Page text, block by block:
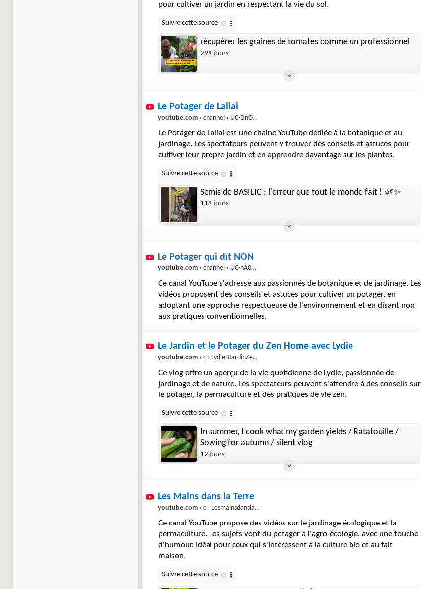
pour cultiver un jardin en respectant la vie du sol.
récupérer les graines de tomates comme un professionnel
299 jours
Le Potager de Lailai
youtube.com › channel › UC-DnOQoBmnYkBFbIjx0IJ5g
Le Potager de Lailai est une chaîne YouTube dédiée à la botanique et au
jardinage. Les spectateurs peuvent y trouver des conseils et astuces pour
cultiver leur propre jardin et en apprendre davantage sur les plantes.
Semis de BASILIC : l'erreur que tout le monde fait ! 🌿✨
119 jours
Le Potager qui dit NON
youtube.com › channel › UC-nA0VCWyreFZ1_ca6CKDTg
Ce canal YouTube s'adresse aux passionnés de botanique et de jardinage. Les
vidéos proposent des conseils et astuces pour cultiver un potager, en
adoptant une approche respectueuse de l'environnement et en disant non
aux pratiques conventionnelles.
Le Jardin et le Potager du Zen Home avec Lydie
youtube.com › c › LydieBJardinZenHome
Ce vlog offre un aperçu de la vie quotidienne de Lydie, passionnée de
jardinage et de nature. Les spectateurs peuvent s'attendre à des conseils sur
le potager, la permaculture et des pratiques de vie zen.
In summer, I cook what my garden yields / Ratatouille /
Sowing for autumn / silent vlog
12 jours
Les Mains dans la Terre
youtube.com › c › Lesmainsdanslaterre
Ce canal YouTube propose des vidéos sur le jardinage écologique et la
permaculture. Les sujets vont du potager à l'agro-écologie, avec une touche
d'humour. Idéal pour ceux qui s'intéressent à la culture bio et au fait
maison.